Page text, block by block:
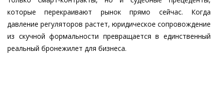
которые перекраивают рынок прямо сейчас. Когда
давление регуляторов растет, юридическое сопровождение
из скучной формальности превращается в единственный
реальный бронежилет для бизнеса.